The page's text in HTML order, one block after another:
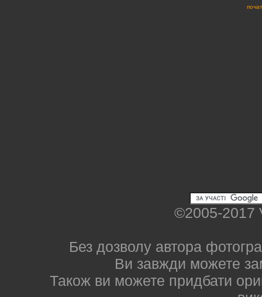
©2005-2017
Без дозволу автора
Ви завжди можете
Також ви можете придбати